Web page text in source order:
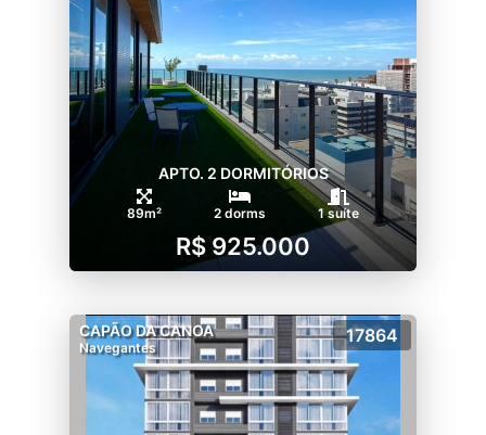
APTO. 2 DORMITÓRIOS
89m² 2 dorms 1 suíte
R$ 925.000
CAPÃO DA CANOA
Navegantes
17864